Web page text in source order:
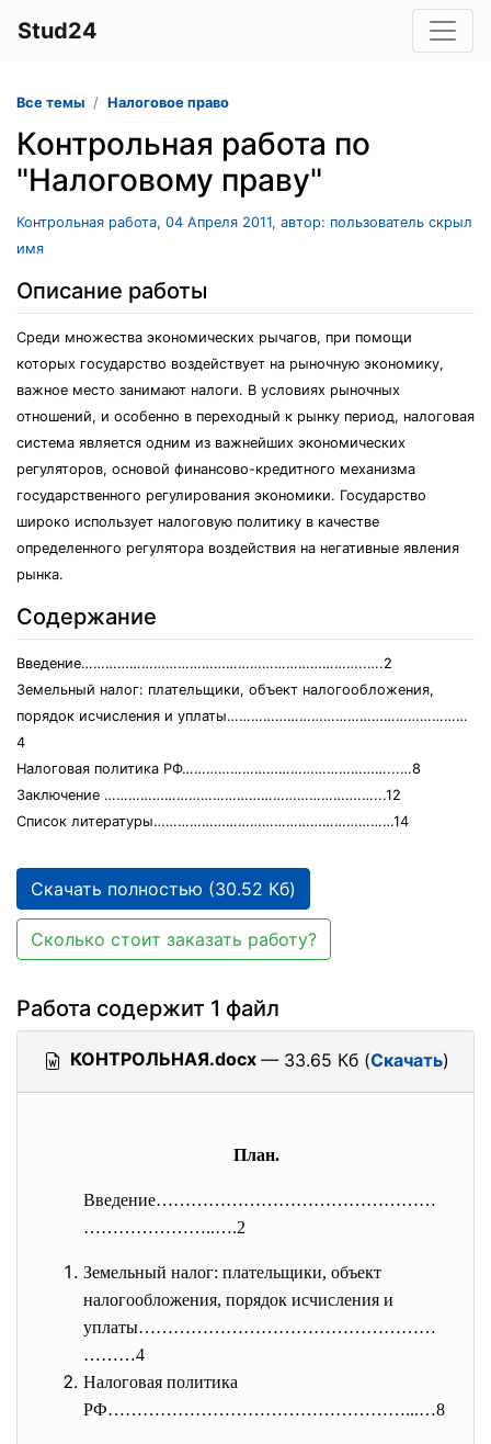
Stud24
Все темы Налоговое право
Контрольная работа по
"Налоговому праву"
Контрольная работа, 04 Апреля 2011, автор: пользователь скрыл
имя
Описание работы
Среди множества экономических рычагов, при помощи
которых государство воздействует на рыночную экономику,
важное место занимают налоги. В условиях рыночных
отношений, и особенно в переходный к рынку период, налоговая
система является одним из важнейших экономических
регуляторов, основой финансово-кредитного механизма
государственного регулирования экономики. Государство
широко использует налоговую политику в качестве
определенного регулятора воздействия на негативные явления
рынка.
Содержание
Введение……………………………………………………………..….2
Земельный налог: плательщики, объект налогообложения,
порядок исчисления и уплаты……………………………………………………
4
Налоговая политика РФ……………………………………………...…8
Заключение ……………………………………………………….…...12
Список литературы……………………………………………………14
Скачать полностью (30.52 Кб)
Сколько стоит заказать работу?
Работа содержит 1 файл
КОНТРОЛЬНАЯ.docx — 33.65 Кб (Скачать)
План.
Введение…………………………………………
…………………..….2
Земельный налог: плательщики, объект
налогообложения, порядок исчисления и
уплаты……………………………………………
………4
Налоговая политика
РФ……………………………………………...…8